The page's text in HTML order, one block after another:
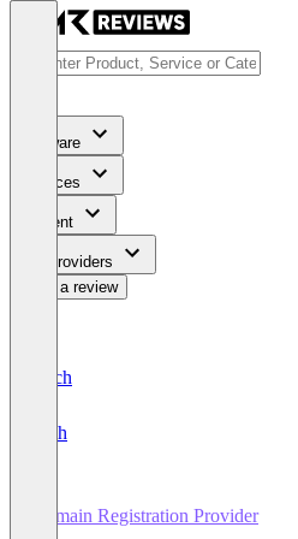
Software
Services
Content
For Providers
Write a review
Deutsch
English
Domain Registration Provider